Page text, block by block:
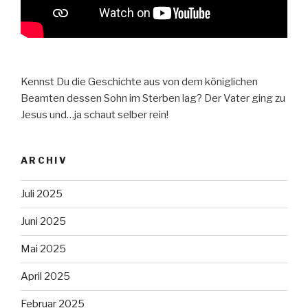
Kennst Du die Geschichte aus von dem königlichen
Beamten dessen Sohn im Sterben lag? Der Vater ging zu
Jesus und…ja schaut selber rein!
ARCHIV
Juli 2025
Juni 2025
Mai 2025
April 2025
Februar 2025